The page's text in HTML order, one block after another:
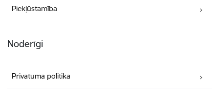
Piekļūstamība
Noderīgi
Privātuma politika